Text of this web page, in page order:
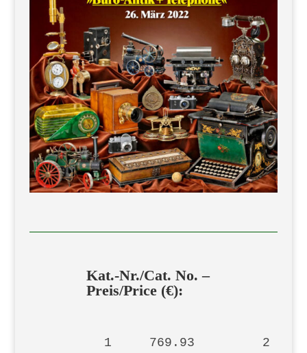
Kat.-Nr./Cat. No. –
Preis/Price (€):
1     769.93         2